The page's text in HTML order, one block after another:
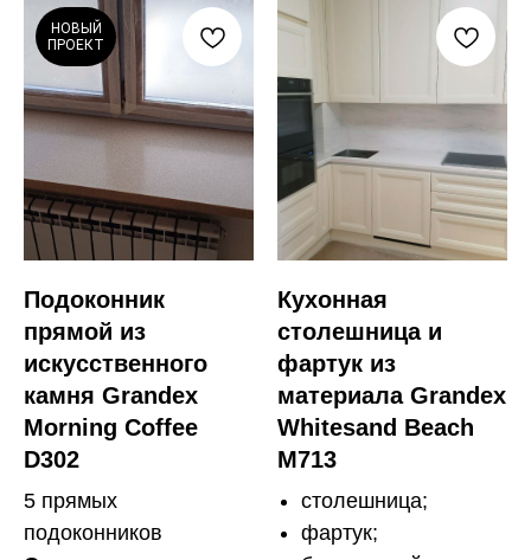
НОВЫЙ
ПРОЕКТ
Подоконник
прямой из
искусственного
камня Grandex
Morning Coffee
D302
5 прямых
подоконников
Кухонная
столешница и
фартук из
материала Grandex
Whitesand Beach
M713
столешница;
фартук;